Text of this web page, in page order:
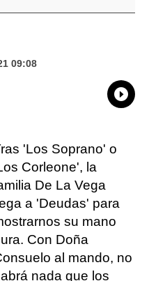
09:08
'Los Soprano' o
Corleone', la
De La Vega
a 'Deudas' para
su mano
Con Doña
al mando, no
nada que los